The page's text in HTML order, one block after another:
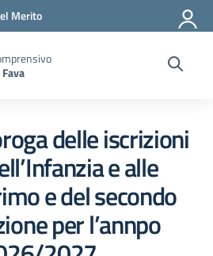
Merito
delle iscrizioni
e alle
e del secondo
per l’annpo